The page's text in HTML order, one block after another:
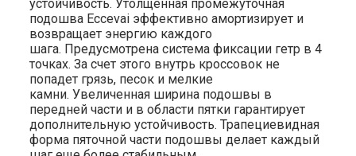
устойчивость. Утолщенная промежуточная
подошва Eccevai эффективно амортизирует и
возвращает энергию каждого
шага. Предусмотрена система фиксации гетр в 4
точках. За счет этого внутрь кроссовок не
попадет грязь, песок и мелкие
камни. Увеличенная ширина подошвы в
передней части и в области пятки гарантирует
дополнительную устойчивость. Трапециевидная
форма пяточной части подошвы делает каждый